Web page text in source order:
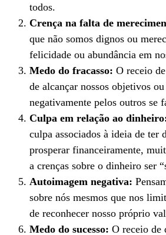
todos.
Crença na falta de
que não somos dignos ou
felicidade ou abundância em
Medo do fracasso: O receio
de alcançar nossos objetivos
negativamente pelos outros se
Culpa em relação ao
culpa associados à ideia de ter
prosperar financeiramente,
a crenças sobre o dinheiro ser
Autoimagem negativa:
sobre nós mesmos que nos
de reconhecer nosso próprio
Medo do sucesso: O receio de